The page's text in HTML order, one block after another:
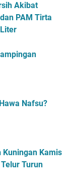
Akibat
PAM Tirta
Nafsu?
Kuningan Kamis
Turun